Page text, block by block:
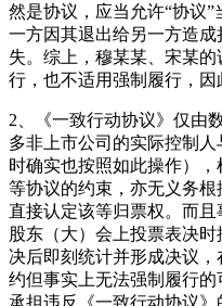
然是协议，应当允许“协议
一方因其退出给另一方造
失。综上，穆某某、宋某
行，也不适用强制履行，因
2、《一致行动协议》仅由
多非上市公司的实际控制人
时确实也按照如此操作）
等协议的约束，亦无义务
直接认定该等归票权。而
股东（大）会上投票表决
决后即刻统计并形成决议
约但事实上无法强制履行